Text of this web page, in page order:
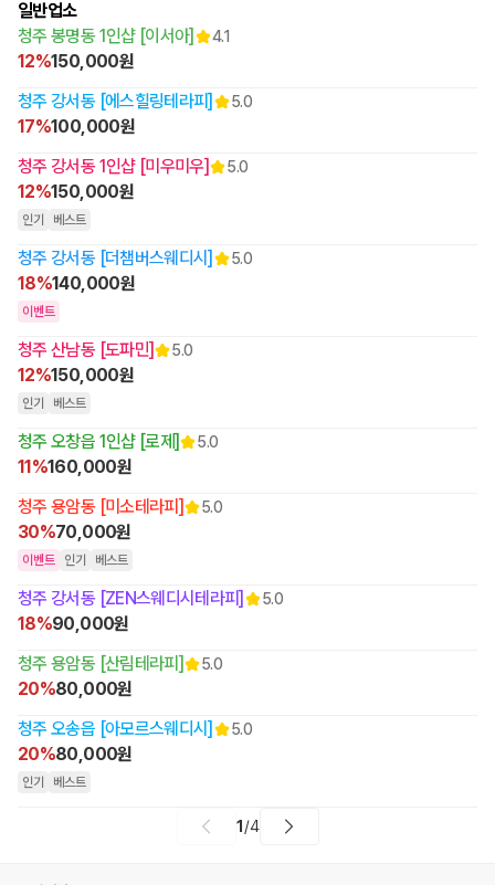
일반업소
청주 봉명동 1인샵 [이서아]
4.1
12%150,000원
청주 강서동 [에스힐링테라피]
5.0
17%100,000원
청주 강서동 1인샵 [미우미우]
5.0
12%150,000원
인기 베스트
청주 강서동 [더챔버스웨디시] 5.0
18%140,000원
이벤트
청주 산남동 [도파민] 5.0
12%150,000원
인기 베스트
청주 오창읍 1인샵 [로제] 5.0
11%160,000원
청주 용암동 [미소테라피]
5.0
30%70,000원
이벤트 인기 베스트
청주 강서동 [ZEN스웨디시테라피] 5.0
18%90,000원
청주 용암동 [산림테라피]
5.0
20%80,000원
청주 오송읍 [아모르스웨디시]
5.0
20%80,000원
인기 베스트
1 /4